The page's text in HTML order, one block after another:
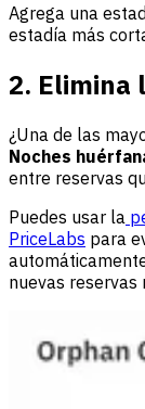
Agrega una
estadía más
2. Elimina
¿Una de las
Noches
entre reservas
Puedes usar la
PriceLabs para
nuevas reservas